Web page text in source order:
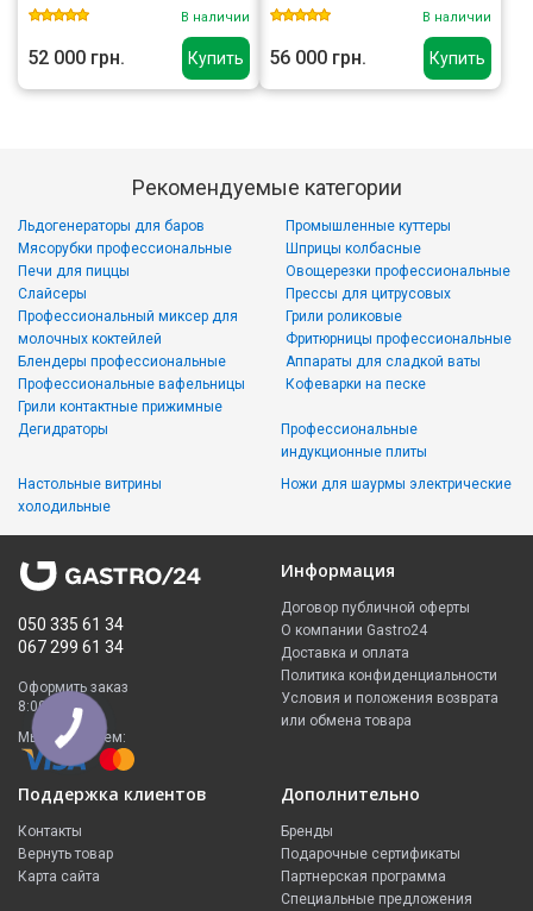
Купить
В наличии
52 000 грн. Купить
В наличии
56 000 грн.
Рекомендуемые категории
Льдогенераторы для баров
Мясорубки профессиональные
Печи для пиццы
Слайсеры
Промышленные куттеры
Шприцы колбасные
Овощерезки профессиональные
Прессы для цитрусовых
Профессиональный миксер для
молочных коктейлей
Блендеры профессиональные
Профессиональные вафельницы
Грили контактные прижимные
Грили роликовые
Фритюрницы профессиональные
Аппараты для сладкой ваты
Кофеварки на песке
Дегидраторы
Настольные витрины
холодильные
Профессиональные
индукционные плиты
Ножи для шаурмы электрические
050 335 61 34
067 299 61 34
Оформить заказ
8:00 - 23:00
Мы принимаем:
Информация
Договор публичной оферты
О компании Gastro24
Доставка и оплата
Политика конфиденциальности
Условия и положения возврата
или обмена товара
Поддержка клиентов
Контакты
Вернуть товар
Карта сайта
Дополнительно
Бренды
Подарочные сертификаты
Партнерская программа
Специальные предложения